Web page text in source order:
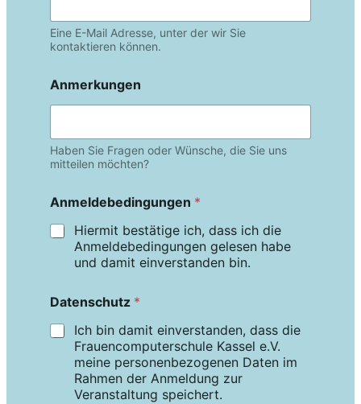
Eine E-Mail Adresse, unter der wir Sie
kontaktieren können.
Anmerkungen
Haben Sie Fragen oder Wünsche, die Sie uns
mitteilen möchten?
Anmeldebedingungen *
Hiermit bestätige ich, dass ich die
Anmeldebedingungen gelesen habe
und damit einverstanden bin.
Datenschutz *
Ich bin damit einverstanden, dass die
Frauencomputerschule Kassel e.V.
meine personenbezogenen Daten im
Rahmen der Anmeldung zur
Veranstaltung speichert.